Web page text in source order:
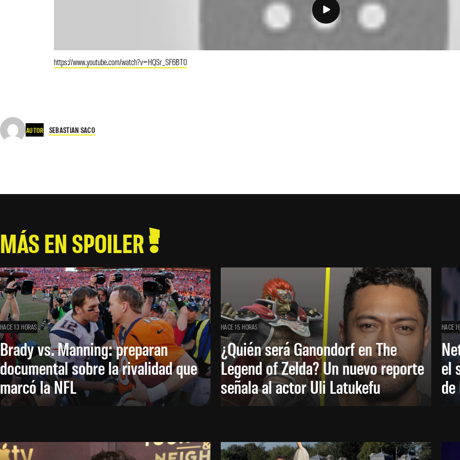
https://www.youtube.com/watch?v=HQSr_SF6BT0
AUTOR SEBASTIAN SACO
MÁS EN SPOILER
HACE 13 HORAS
Brady vs. Manning: preparan
documental sobre la rivalidad que
marcó la NFL
HACE 15 HORAS
¿Quién será Ganondorf en The
Legend of Zelda? Un nuevo reporte
señala al actor Uli Latukefu
HACE
el